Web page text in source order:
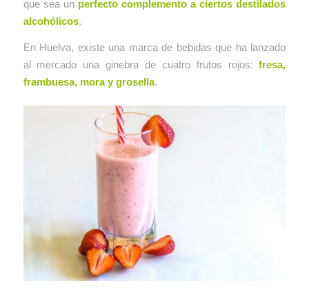
que sea unperfecto complemento a ciertos destilados
alcohólicos.
En Huelva, existe una marca de bebidas que ha lanzado
al mercado una ginebra de cuatro frutos rojos:fresa,
frambuesa, mora y grosella.